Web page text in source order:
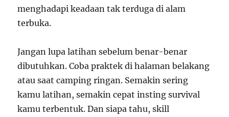
menghadapi keadaan tak terduga di alam
terbuka.
Jangan lupa latihan sebelum benar-benar
dibutuhkan. Coba praktek di halaman belakang
atau saat camping ringan. Semakin sering
kamu latihan, semakin cepat insting survival
kamu terbentuk. Dan siapa tahu, skill